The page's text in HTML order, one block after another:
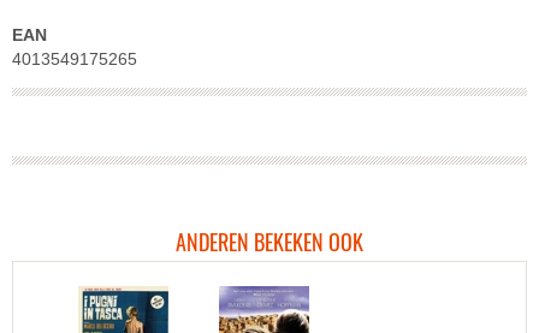
EAN
4013549175265
ANDEREN BEKEKEN OOK